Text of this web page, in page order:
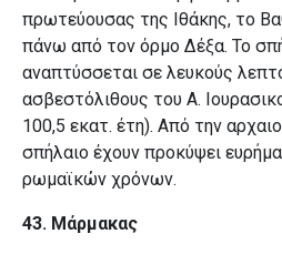
πρωτεύουσας της Ιθάκης, το
πάνω από τον όρμο Δέξα. Το
αναπτύσσεται σε λευκούς
ασβεστόλιθους του Α.
100,5 εκατ. έτη). Από την
σπήλαιο έχουν προκύψει
ρωμαϊκών χρόνων.
43. Μάρμακας